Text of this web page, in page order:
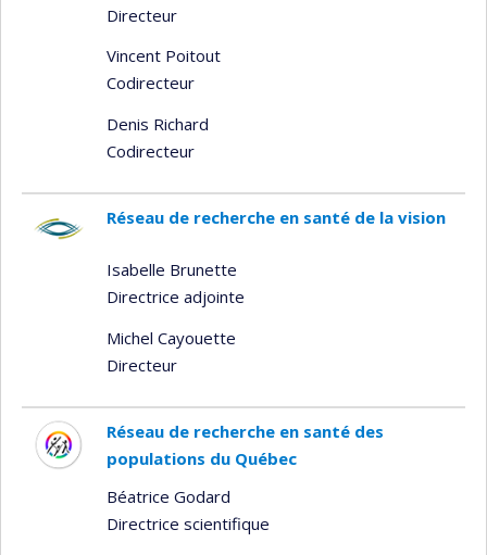
Directeur
Vincent Poitout
Codirecteur
Denis Richard
Codirecteur
Réseau de recherche en santé de la vision
Isabelle Brunette
Directrice adjointe
Michel Cayouette
Directeur
Réseau de recherche en santé des
populations du Québec
Béatrice Godard
Directrice scientifique